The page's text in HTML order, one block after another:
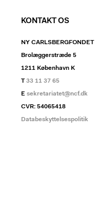
KONTAKT OS
NY CARLSBERGFONDET
Brolæggerstræde 5
1211 København K
T33 11 37 65
E sekretariatet@ncf.dk
CVR: 54065418
Databeskyttelsespolitik